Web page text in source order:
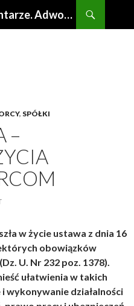
Blog – prawo, opinie, komentarze. Adwokat Poznań
, SPÓŁKI
–
w życie ustawa z dnia 16
obowiązków
U. Nr 232 poz. 1378).
ułatwienia w takich
wykonywanie działalności